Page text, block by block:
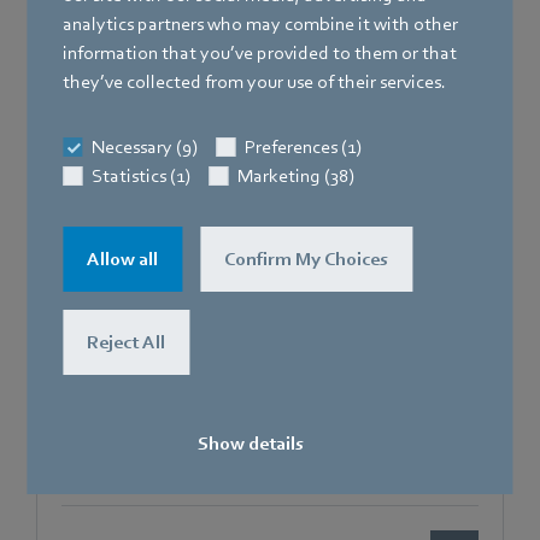
analytics partners who may combine it with other
information that you’ve provided to them or that
they’ve collected from your use of their services.
Necessary (9)
Preferences (1)
Statistics (1)
Marketing (38)
Allow all Confirm My Choices
Reject All
Show details
St. Georgen
Katherina Fleig